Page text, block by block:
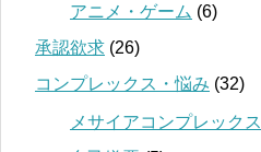
アニメ・ゲーム (6)
承認欲求 (26)
コンプレックス・悩み (32)
メサイアコンプレックス